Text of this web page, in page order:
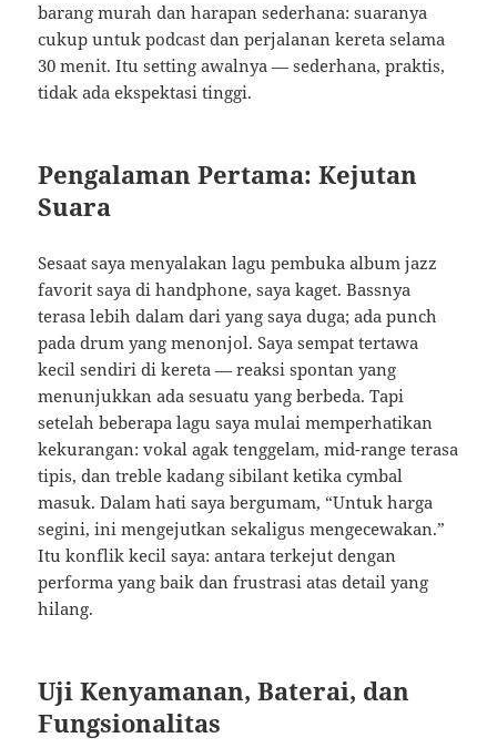
barang murah dan harapan sederhana: suaranya
cukup untuk podcast dan perjalanan kereta selama
30 menit. Itu setting awalnya — sederhana, praktis,
tidak ada ekspektasi tinggi.
Pengalaman Pertama: Kejutan
Suara
Sesaat saya menyalakan lagu pembuka album jazz
favorit saya di handphone, saya kaget. Bassnya
terasa lebih dalam dari yang saya duga; ada punch
pada drum yang menonjol. Saya sempat tertawa
kecil sendiri di kereta — reaksi spontan yang
menunjukkan ada sesuatu yang berbeda. Tapi
setelah beberapa lagu saya mulai memperhatikan
kekurangan: vokal agak tenggelam, mid-range terasa
tipis, dan treble kadang sibilant ketika cymbal
masuk. Dalam hati saya bergumam, “Untuk harga
segini, ini mengejutkan sekaligus mengecewakan.”
Itu konflik kecil saya: antara terkejut dengan
performa yang baik dan frustrasi atas detail yang
hilang.
Uji Kenyamanan, Baterai, dan
Fungsionalitas